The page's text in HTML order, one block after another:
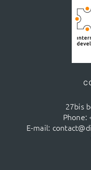
27bis
Phone:
E-mail: